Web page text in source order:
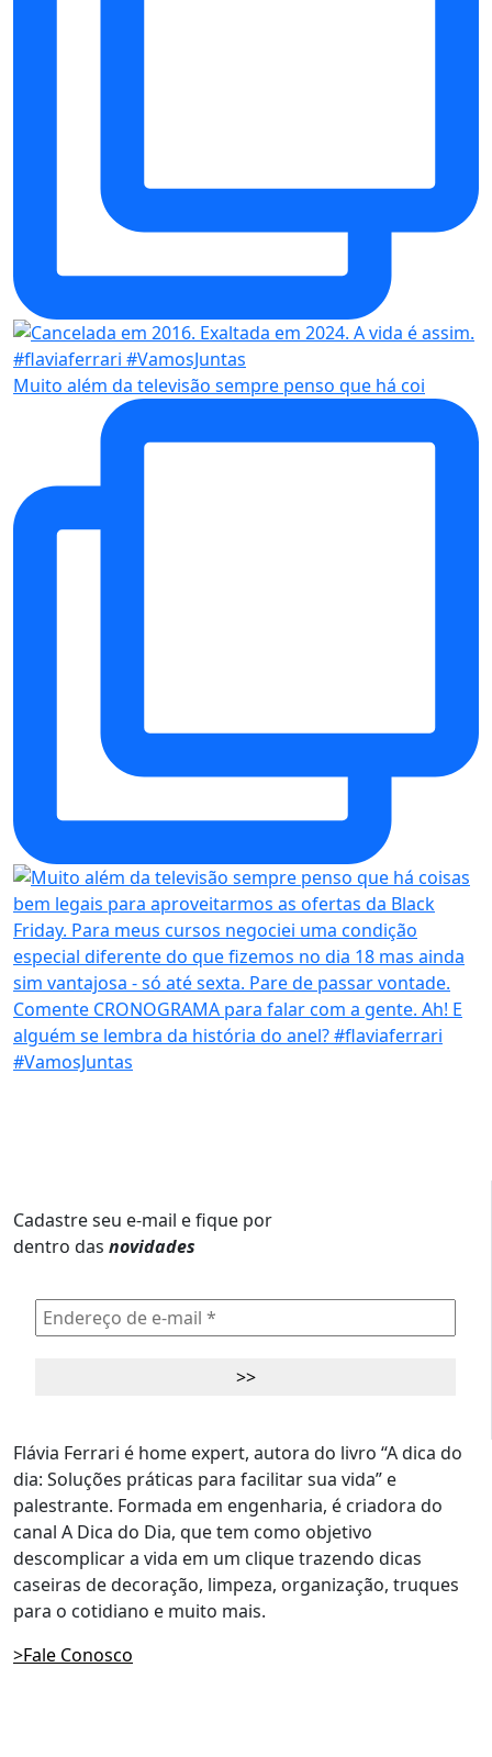
Muito além da televisão sempre penso que há coi
Cadastre seu e-mail e fique por
dentro das novidades
Flávia Ferrari é home expert, autora do livro “A dica do
dia: Soluções práticas para facilitar sua vida” e
palestrante. Formada em engenharia, é criadora do
canal A Dica do Dia, que tem como objetivo
descomplicar a vida em um clique trazendo dicas
caseiras de decoração, limpeza, organização, truques
para o cotidiano e muito mais.
>Fale Conosco